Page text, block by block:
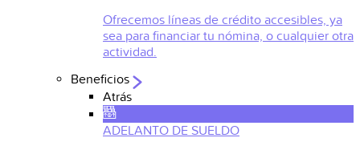
Ofrecemos líneas de crédito accesibles, ya
sea para financiar tu nómina, o cualquier otra
actividad.
Beneficios
Atrás
ADELANTO DE SUELDO